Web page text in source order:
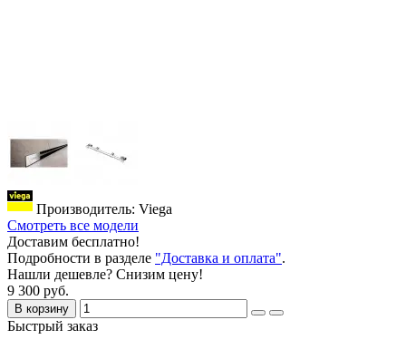
Производитель: Viega
Смотреть все модели
Доставим бесплатно!
Подробности в разделе "Доставка и оплата".
Нашли дешевле? Снизим цену!
9 300 руб.
В корзину
Быстрый заказ